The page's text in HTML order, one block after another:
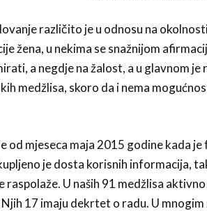
različito je u odnosu na
žena, u nekima se snažnijom
a negdje na žalost, a u glavnom je
medžlisa, skoro da i nema
od mjeseca maja 2015 godine kada
je dosta korisnih informacija,
raspolaže. U naših 91 medžlisa
17 imaju dekrtet o radu. U mnogim